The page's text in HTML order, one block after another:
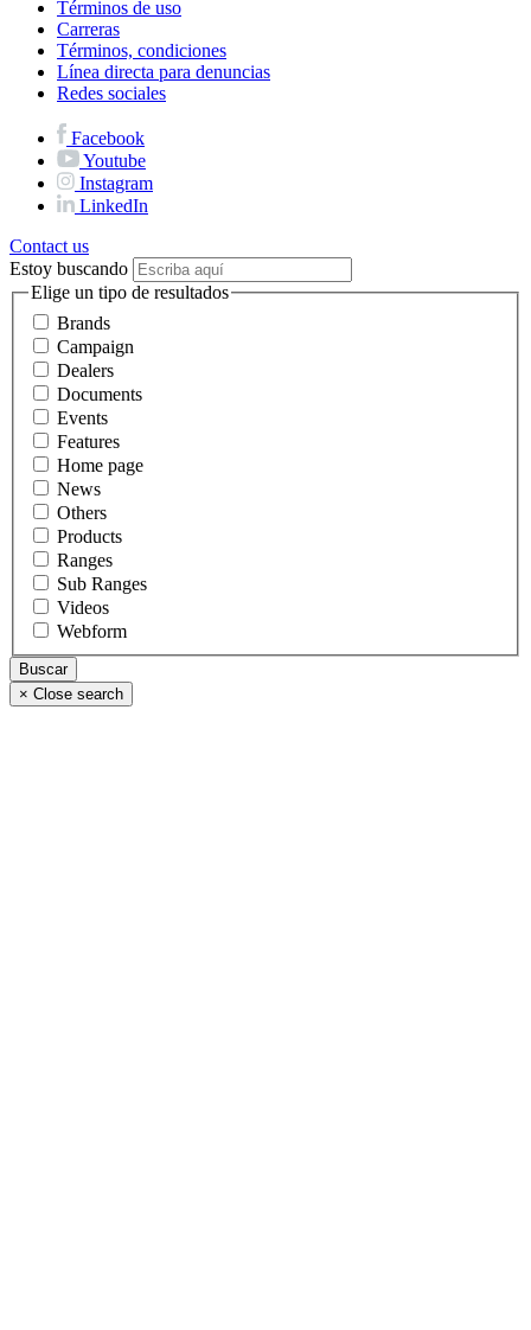
Términos de uso
Carreras
Términos, condiciones
Línea directa para denuncias
Redes sociales
Facebook
Youtube
Instagram
LinkedIn
Contact us
Estoy buscando
Elige un tipo de resultados
Brands
Campaign
Dealers
Documents
Events
Features
Home page
News
Others
Products
Ranges
Sub Ranges
Videos
Webform
× Close search